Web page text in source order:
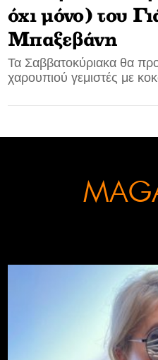
CONTACT
ADVERTISE
όχι μόνο) του
Μπαξεβάνη
Τα Σαββατοκύριακα θα
χαρουπιού γεμιστές με